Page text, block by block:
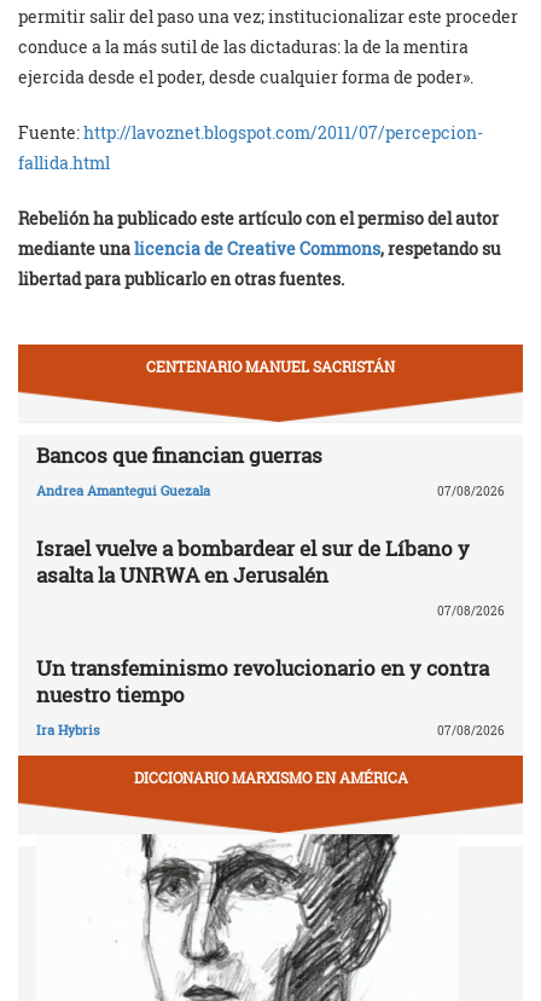
permitir salir del paso una vez; institucionalizar este proceder
conduce a la más sutil de las dictaduras: la de la mentira
ejercida desde el poder, desde cualquier forma de poder».
Fuente:http://lavoznet.blogspot.com/2011/07/percepcion-
fallida.html
Rebelión ha publicado este artículo con el permiso del autor
mediante unalicencia de Creative Commons, respetando su
libertad para publicarlo en otras fuentes.
CENTENARIO MANUEL SACRISTÁN
Bancos que financian guerras
Andrea Amantegui Guezala 07/08/2026
Israel vuelve a bombardear el sur de Líbano y
asalta la UNRWA en Jerusalén
07/08/2026
Un transfeminismo revolucionario en y contra
nuestro tiempo
Ira Hybris 07/08/2026
DICCIONARIO MARXISMO EN AMÉRICA